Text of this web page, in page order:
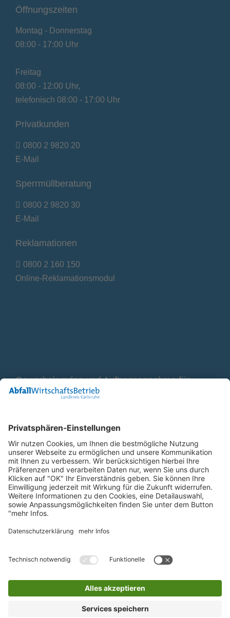
Öffnungszeiten
Montag - Donnerstag
08:00 - 17:00 Uhr
Freitag
08:00 - 12:00 Uhr,
telefonisch 08:00 - 17:00 Uhr
Privatkunden
0800 2 9820 20
E-Mail
Sperrmüllberatung
0800 2 9820 30
E-Mail
Reklamationen
0800 2 160 150
Online-Reklamationsmodul
Gewerbekunden und Auftragsannahme für
Container
E-Mail
Bleiben Sie in Verbindung
Facebook Landkreis Karlsruhe
Instagram Landkreis Karlsruhe
Startseite Impressum Datenschutz
Anfahrt
Barriere melden
Barrierefreiheit